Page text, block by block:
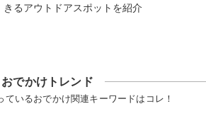
きるアウトドアスポットを紹介
おでかけトレンド
ているおでかけ関連キーワードはコレ！